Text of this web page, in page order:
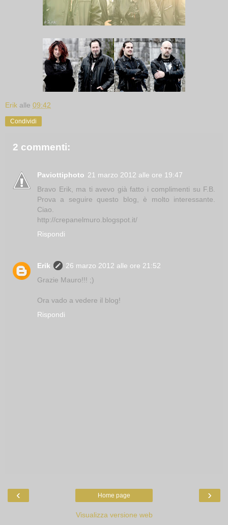
Erik alle 09:42
Condividi
2 commenti:
Paviottiphoto 21 marzo 2012 alle ore 19:47
Bravo Erik, ma ti avevo già fatto i complimenti su F.B.
Prova a seguire questo blog, è molto interessante.
Ciao.
http://crepanelmuro.blogspot.it/
Rispondi
Erik
26 marzo 2012 alle ore 21:52
Grazie Mauro!!! ;)
Ora vado a vedere il blog!
Rispondi
‹ ›
Home page
Visualizza versione web